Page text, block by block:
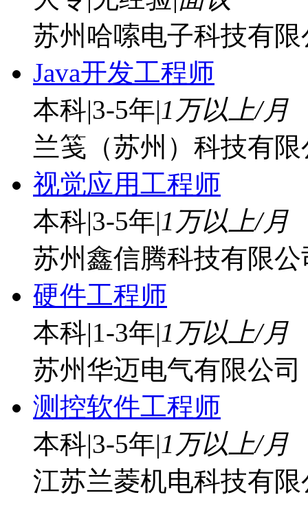
苏州哈嗦电子科技有限
Java开发工程师
本科|3-5年|1万以上/月
兰笺（苏州）科技有
视觉应用工程师
本科|3-5年|1万以上/月
苏州鑫信腾科技有限公
硬件工程师
本科|1-3年|1万以上/月
苏州华迈电气有限公司
测控软件工程师
本科|3-5年|1万以上/月
江苏兰菱机电科技有限